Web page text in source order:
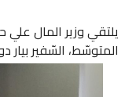
يلتقي وزير المال
المتوسّط، السّفير بيار